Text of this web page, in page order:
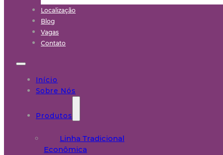
Localização
Blog
Vagas
Contato
Início
Sobre Nós
Produtos
Linha Tradicional
Econômica